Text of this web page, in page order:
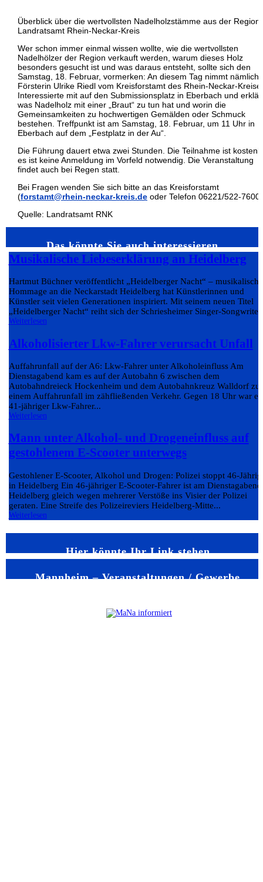
Überblick über die wertvollsten Nadelholzstämme aus der
Landratsamt Rhein-Neckar-Kreis
Wer schon immer einmal wissen wollte, wie die wertvollsten
Nadelhölzer der Region verkauft werden, warum dieses Holz
besonders gesucht ist und was daraus entsteht, sollte sich den
Samstag, 18. Februar, vormerken: An diesem Tag nimmt nämlich
Försterin Ulrike Riedl vom Kreisforstamt des Rhein-Neckar-
Interessierte mit auf den Submissionsplatz in Eberbach und
was Nadelholz mit einer „Braut“ zu tun hat und worin die
Gemeinsamkeiten zu hochwertigen Gemälden oder Schmuck
bestehen. Treffpunkt ist am Samstag, 18. Februar, um 11 Uhr in
Eberbach auf dem „Festplatz in der Au“.
Die Führung dauert etwa zwei Stunden. Die Teilnahme ist
es ist keine Anmeldung im Vorfeld notwendig. Die Veranstaltung
findet auch bei Regen statt.
Bei Fragen wenden Sie sich bitte an das Kreisforstamt
(forstamt@rhein-neckar-kreis.de oder Telefon 06221/522-7600
Quelle: Landratsamt RNK
Das könnte Sie auch interessieren…
Musikalische Liebeserklärung an Heidelberg
Hartmut Büchner veröffentlicht „Heidelberger Nacht“ – musikalische
Hommage an die Neckarstadt Heidelberg hat Künstlerinnen und
Künstler seit vielen Generationen inspiriert. Mit seinem neuen Titel
„Heidelberger Nacht“ reiht sich der Schriesheimer Singer-
Weiterlesen
Alkoholisierter Lkw-Fahrer verursacht Unfall
Auffahrunfall auf der A6: Lkw-Fahrer unter Alkoholeinfluss Am
Dienstagabend kam es auf der Autobahn 6 zwischen dem
Autobahndreieck Hockenheim und dem Autobahnkreuz Walldorf zu
einem Auffahrunfall im zähfließenden Verkehr. Gegen 18 Uhr war
41-jähriger Lkw-Fahrer...
Weiterlesen
Mann unter Alkohol- und Drogeneinfluss auf
gestohlenem E-Scooter unterwegs
Gestohlener E-Scooter, Alkohol und Drogen: Polizei stoppt 46-
in Heidelberg Ein 46-jähriger E-Scooter-Fahrer ist am
Heidelberg gleich wegen mehrerer Verstöße ins Visier der Polizei
geraten. Eine Streife des Polizeireviers Heidelberg-Mitte...
Weiterlesen
Hier könnte Ihr Link stehen
Mannheim – Veranstaltungen / Gewerbe